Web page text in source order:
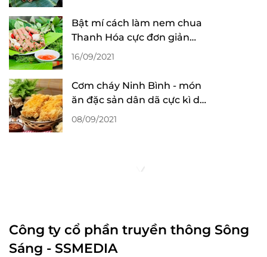
Bật mí cách làm nem chua
Thanh Hóa cực đơn giản
nhưng ngon như lời đồn
16/09/2021
Cơm cháy Ninh Bình - món
ăn đặc sản dân dã cực kì dễ
ăn dễ ghiền
08/09/2021
Công ty cổ phần truyền thông Sông
Sáng - SSMEDIA